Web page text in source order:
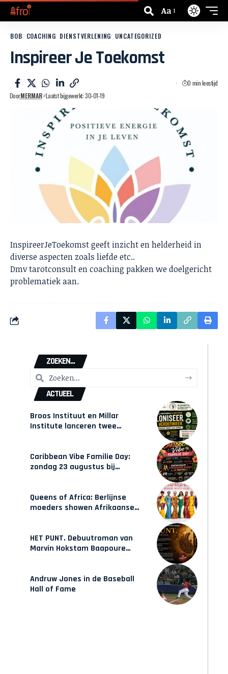
Aa
BOB COACHING DIENSTVERLENING UNCATEGORIZED
Inspireer Je Toekomst
DoorMERMAR Laatst bijgewerkt: 30-01-19
0 min leestijd
InspireerJeToekomst geeft inzicht en helderheid in
diverse aspecten zoals liefde etc..
Dmv tarotconsult en coaching pakken we doelgericht
problematiek aan.
ZOEKEN...
ACTUEEL
Broos Instituut en Millar
Institute lanceren twee
Caribbean Vibe Familie Day:
zondag 23 augustus bij
Queens of Africa: Berlijnse
moeders showen Afrikaanse
HET PUNT. Debuutroman van
Marvin Hokstam Baapoure
Andruw Jones in de Baseball
Hall of Fame